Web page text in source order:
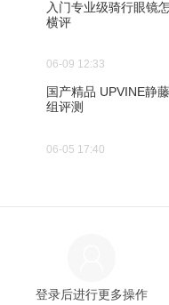
入门专业级骑行眼镜
横评
06-09 12:33
国产精品 UPVINE静
组评测
06-05 17:40
登录后进行更多操作